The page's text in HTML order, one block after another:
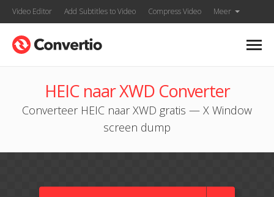
Video Editor Add Subtitles to Video Compress Video Meer
HEIC naar XWD Converter
Converteer HEIC naar XWD gratis — X Window
screen dump